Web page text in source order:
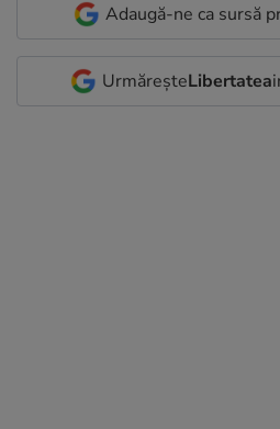
Adaugă-ne ca sursă
UrmăreșteLibertatea